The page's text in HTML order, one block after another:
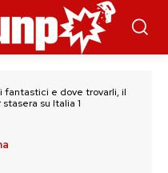
fantastici e dove trovarli, il
su Italia 1